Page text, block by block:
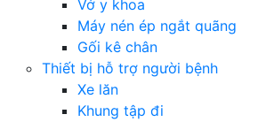
Vớ y khoa
Máy nén ép ngắt quãng
Gối kê chân
Thiết bị hỗ trợ người bệnh
Xe lăn
Khung tập đi